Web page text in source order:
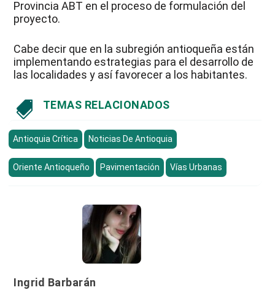
Provincia ABT en el proceso de formulación del
proyecto.
Cabe decir que en la subregión antioqueña están
implementando estrategias para el desarrollo de
las localidades y así favorecer a los habitantes.
 TEMAS RELACIONADOS
Antioquia Crítica Noticias De Antioquia
Oriente Antioqueño Pavimentación Vías Urbanas
Ingrid Barbarán